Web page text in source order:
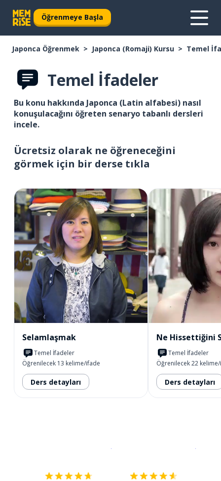
Öğrenmeye Başla
Japonca Öğrenmek Japonca (Romaji) Kursu Temel
Temel İfadeler
Bu konu hakkında Japonca (Latin alfabesi) nasıl
konuşulacağını öğreten senaryo tabanlı dersleri
incele.
Ücretsiz olarak ne öğreneceğini
görmek için bir derse tıkla
Selamlaşmak
Temel İfadeler
Öğrenilecek 13 kelime/ifade
Ders detayları
Ne Hissettiğini
Temel İfadeler
Öğrenilecek 22
Ders detayları